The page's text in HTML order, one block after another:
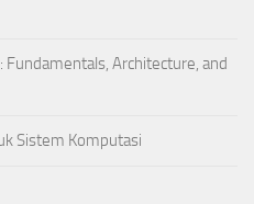
Architecture, and
Sistem Komputasi